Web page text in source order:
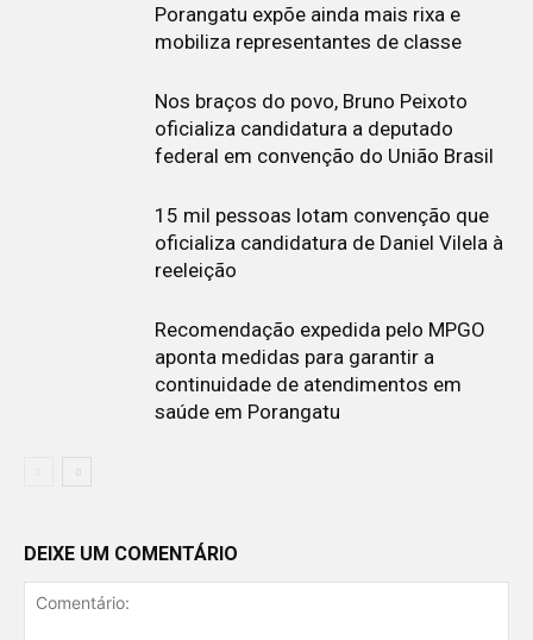
Porangatu expõe ainda mais rixa e
mobiliza representantes de classe
Nos braços do povo, Bruno Peixoto
oficializa candidatura a deputado
federal em convenção do União Brasil
15 mil pessoas lotam convenção que
oficializa candidatura de Daniel Vilela à
reeleição
Recomendação expedida pelo MPGO
aponta medidas para garantir a
continuidade de atendimentos em
saúde em Porangatu
DEIXE UM COMENTÁRIO